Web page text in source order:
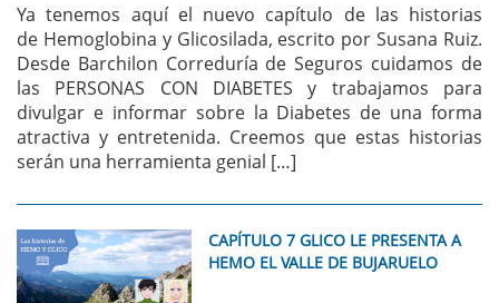
Ya tenemos aquí el nuevo capítulo de las historias
de Hemoglobina y Glicosilada, escrito por Susana Ruiz.
Desde Barchilon Correduría de Seguros cuidamos de
las PERSONAS CON DIABETES y trabajamos para
divulgar e informar sobre la Diabetes de una forma
atractiva y entretenida. Creemos que estas historias
serán una herramienta genial […]
CAPÍTULO 7 GLICO LE PRESENTA A
HEMO EL VALLE DE BUJARUELO